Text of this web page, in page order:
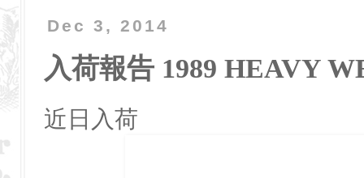
Dec 3, 2014
入荷報告 1989 HEAVY
近日入荷